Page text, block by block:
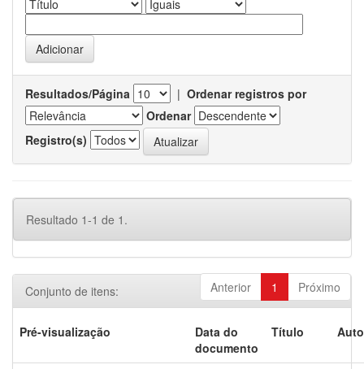
Resultados/Página | Ordenar registros por
Ordenar
Registro(s)
Resultado 1-1 de 1.
Anterior 1 Próximo
Conjunto de itens:
Pré-visualização
Data do
documento
Título